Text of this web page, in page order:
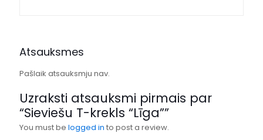
Atsauksmes
Pašlaik atsauksmju nav.
Uzraksti atsauksmi pirmais par
“Sieviešu T-krekls “Līga””
You must be logged in to post a review.